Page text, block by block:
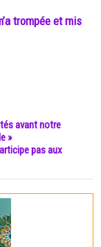
trompée et mis
avant notre
»
pas aux